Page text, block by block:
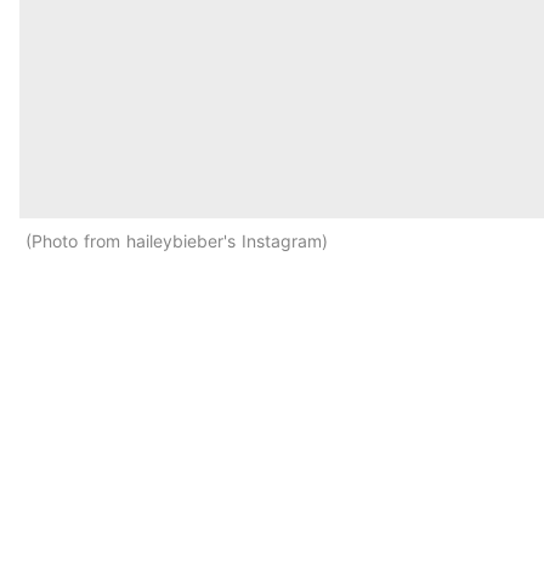
Photo from haileybieber's Instagram